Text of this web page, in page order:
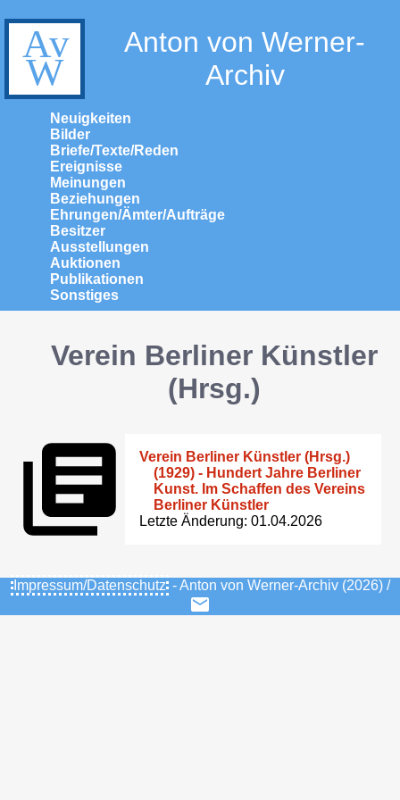
Anton von Werner-
Archiv
Neuigkeiten
Bilder
Briefe/Texte/Reden
Ereignisse
Meinungen
Beziehungen
Ehrungen/Ämter/Aufträge
Besitzer
Ausstellungen
Auktionen
Publikationen
Sonstiges
Verein Berliner Künstler
(Hrsg.)
Verein Berliner Künstler (Hrsg.)
(1929) - Hundert Jahre Berliner
Kunst. Im Schaffen des Vereins
Berliner Künstler
Letzte Änderung: 01.04.2026
Impressum/Datenschutz - Anton von Werner-Archiv (2026) /